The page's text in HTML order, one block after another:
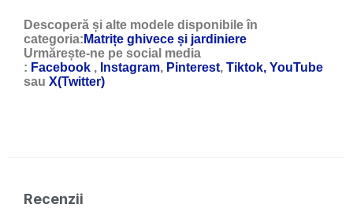
Descoperă și alte modele disponibile în
categoria: Matrițe ghivece și jardiniere
Urmărește-ne pe social media
: Facebook , Instagram, Pinterest, Tiktok, YouTube
sau X(Twitter)
Recenzii